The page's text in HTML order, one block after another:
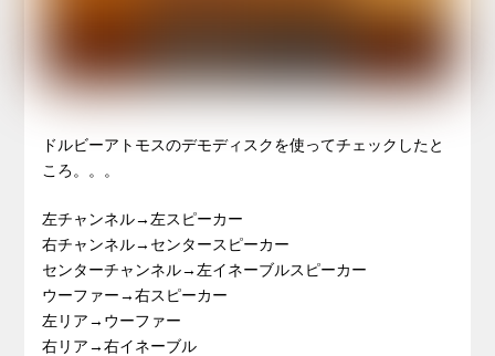
ドルビーアトモスのデモディスクを使ってチェックしたと
ころ。。。
左チャンネル→左スピーカー
右チャンネル→センタースピーカー
センターチャンネル→左イネーブルスピーカー
ウーファー→右スピーカー
左リア→ウーファー
右リア→右イネーブル